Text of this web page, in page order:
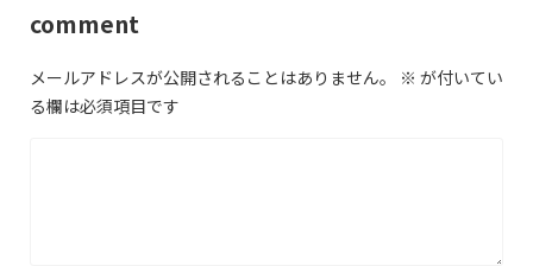
comment
メールアドレスが公開されることはありません。 ※ が付いてい
る欄は必須項目です